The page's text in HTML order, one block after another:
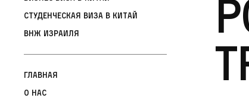
Студенческая виза в Китай
ВНЖ Израиля
Главная
О нас